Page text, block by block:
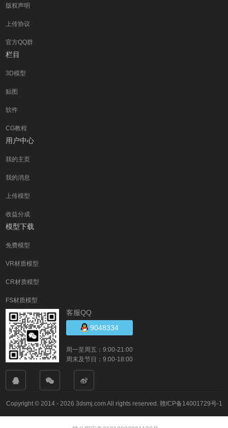
版权声明
上传协议
官方QQ群
栏目
3D模型
贴图
软件
CG教程
用户中心
我的主页
我的消息
上传模型
收益分成
模型下载
免费模型
VR材质模型
CR材质模型
FS材质模型
客服QQ
9048334
周一至周五：9:00-21:00
周末及节日：9:00-18:00
Copyright © 2014 - 2026 3dsmj.com All rights reserved. 赣ICP备14001729号-1